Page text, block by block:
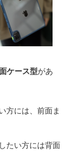
ケース型があ
方には、前面ま
たい方には背面